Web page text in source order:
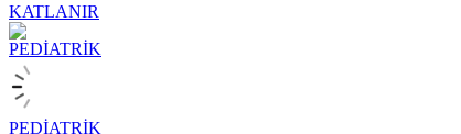
KATLANIR
PEDİATRİK